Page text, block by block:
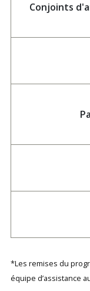
Conjoints
*Les remises du
équipe d’assistance